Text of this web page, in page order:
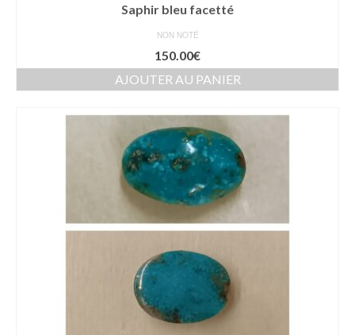
Saphir bleu facetté
NON NOTÉ
150.00€
AJOUTER AU PANIER